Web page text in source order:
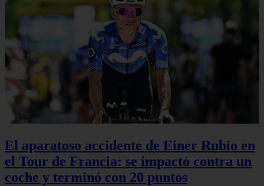
El aparatoso accidente de Einer Rubio en
el Tour de Francia: se impactó contra un
coche y terminó con 20 puntos